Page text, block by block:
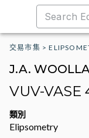
交易市集 >
J.A.
VUV-VASE
類別
Elipsometry